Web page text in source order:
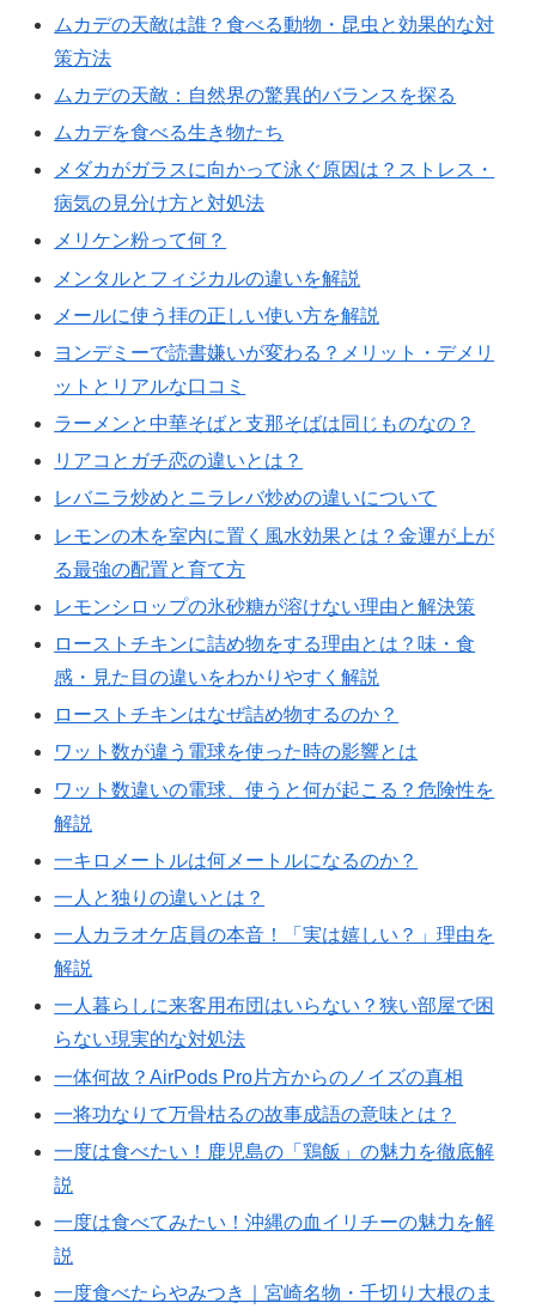
ムカデの天敵は誰？食べる動物・昆虫と効果的な対
策方法
ムカデの天敵：自然界の驚異的バランスを探る
ムカデを食べる生き物たち
メダカがガラスに向かって泳ぐ原因は？ストレス・
病気の見分け方と対処法
メリケン粉って何？
メンタルとフィジカルの違いを解説
メールに使う拝の正しい使い方を解説
ヨンデミーで読書嫌いが変わる？メリット・デメリ
ットとリアルな口コミ
ラーメンと中華そばと支那そばは同じものなの？
リアコとガチ恋の違いとは？
レバニラ炒めとニラレバ炒めの違いについて
レモンの木を室内に置く風水効果とは？金運が上が
る最強の配置と育て方
レモンシロップの氷砂糖が溶けない理由と解決策
ローストチキンに詰め物をする理由とは？味・食
感・見た目の違いをわかりやすく解説
ローストチキンはなぜ詰め物するのか？
ワット数が違う電球を使った時の影響とは
ワット数違いの電球、使うと何が起こる？危険性を
解説
一キロメートルは何メートルになるのか？
一人と独りの違いとは？
一人カラオケ店員の本音！「実は嬉しい？」理由を
解説
一人暮らしに来客用布団はいらない？狭い部屋で困
らない現実的な対処法
一体何故？AirPods Pro片方からのノイズの真相
一将功なりて万骨枯るの故事成語の意味とは？
一度は食べたい！鹿児島の「鶏飯」の魅力を徹底解
説
一度は食べてみたい！沖縄の血イリチーの魅力を解
説
一度食べたらやみつき｜宮崎名物・千切り大根のま